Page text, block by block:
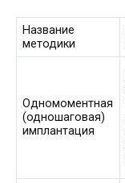
Название
методики
Одномоментная
(одношаговая)
имплантация